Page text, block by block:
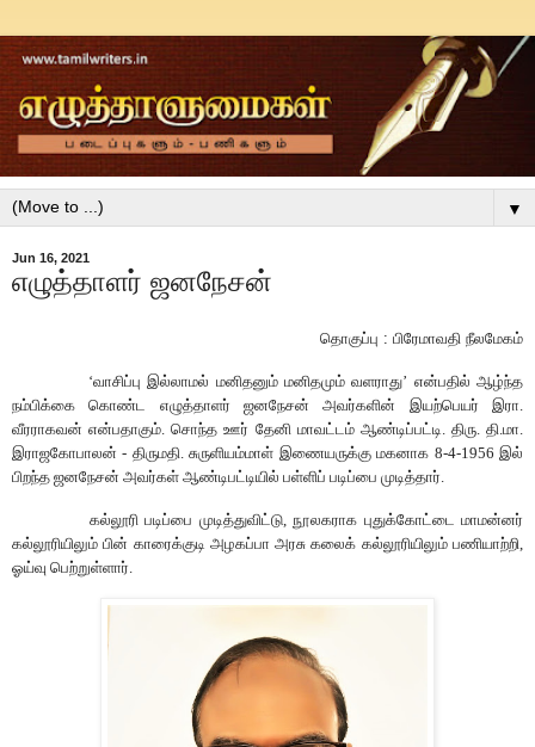
▼
Jun 16, 2021
எழுத்தாளர் ஜனநேசன்
தொகுப்பு : பிரேமாவதி நீலமேகம்
‘வாசிப்பு இல்லாமல் மனிதனும் மனிதமும் வளராது’ என்பதில் ஆழ்ந்த
நம்பிக்கை
கொண்ட எழுத்தாளர் ஜனநேசன் அவர்களின் இயற்பெயர் இரா.
வீரராகவன் என்பதாகும்.சொந்த ஊர் தேனி மாவட்டம் ஆண்டிப்பட்டி. திரு. தி.மா.
இராஜகோபாலன் - திருமதி.சுருளியம்மாள் இணையருக்கு மகனாக 8-4-1956இல்
பிறந்த ஜனநேசன் அவர்கள் ஆண்டிபட்டியில் பள்ளிப் படிப்பை முடித்தார்.
கல்லூரி படிப்பை முடித்துவிட்டு, நூலகராக புதுக்கோட்டை மாமன்னர்
கல்லூரியிலும் பின் காரைக்குடி அழகப்பா அரசு கலைக் கல்லூரியிலும் பணியாற்றி,
ஓய்வு பெற்றுள்ளார்.